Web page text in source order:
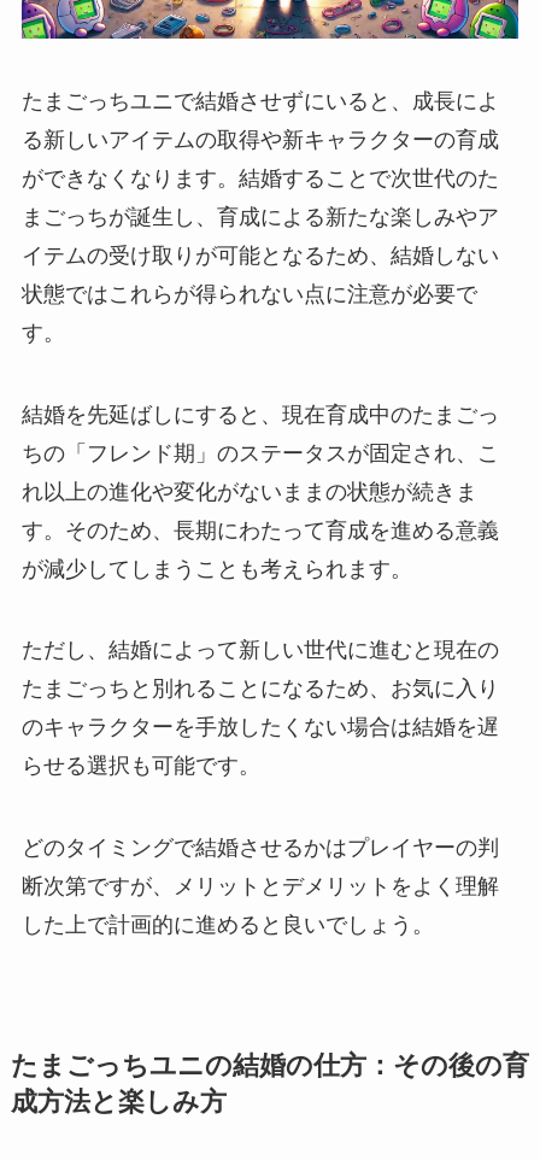
たまごっちユニで結婚させずにいると、成長によ
る新しいアイテムの取得や新キャラクターの育成
ができなくなります。結婚することで次世代のた
まごっちが誕生し、育成による新たな楽しみやア
イテムの受け取りが可能となるため、結婚しない
状態ではこれらが得られない点に注意が必要で
す。
結婚を先延ばしにすると、現在育成中のたまごっ
ちの「フレンド期」のステータスが固定され、こ
れ以上の進化や変化がないままの状態が続きま
す。そのため、長期にわたって育成を進める意義
が減少してしまうことも考えられます。
ただし、結婚によって新しい世代に進むと現在の
たまごっちと別れることになるため、お気に入り
のキャラクターを手放したくない場合は結婚を遅
らせる選択も可能です。
どのタイミングで結婚させるかはプレイヤーの判
断次第ですが、メリットとデメリットをよく理解
した上で計画的に進めると良いでしょう。
たまごっちユニの結婚の仕方：その後の育
成方法と楽しみ方